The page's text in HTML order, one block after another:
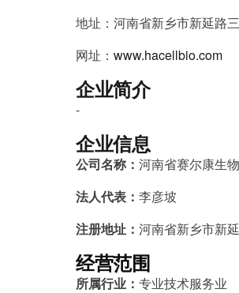
地址：河南省新乡市新延路
网址： www.hacellbio.com
企业简介
-
企业信息
公司名称： 河南省赛尔康生
法人代表： 李彦坡
注册地址： 河南省新乡市新
经营范围
所属行业： 专业技术服务业